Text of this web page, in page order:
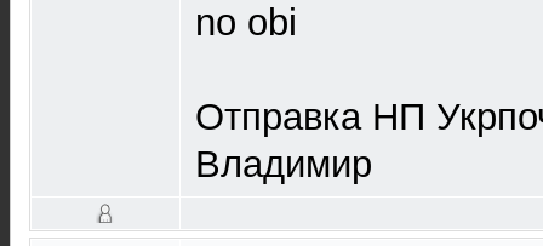
no obi
Отправка НП
Владимир